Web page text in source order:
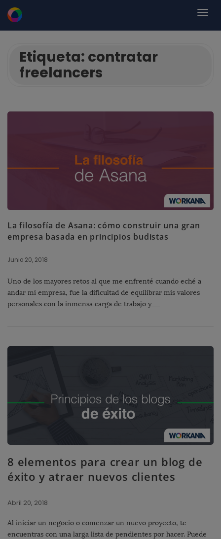
Etiqueta: contratar
freelancers
La filosofía de Asana: cómo construir una gran
empresa basada en principios budistas
Junio 20, 2018
Uno de los mayores retos al que me enfrenté cuando eché a
andar mi empresa, fue la dificultad de equilibrar mis valores
personales con la inmensa carga de trabajo y…
8 elementos para crear un blog de
éxito y atraer nuevos clientes
Abril 20, 2018
Al iniciar un negocio o comenzar un nuevo proyecto, te
encuentras con una larga lista de pendientes por hacer. Puede